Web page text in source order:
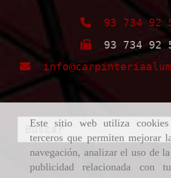
Este sitio web utiliza
terceros que permiten mejorar
navegación, analizar el uso de
publicidad relacionada con
93 734 92
93 734 92
info